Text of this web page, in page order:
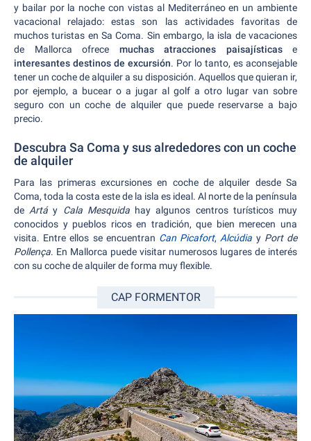
y bailar por la noche con vistas al Mediterráneo en un ambiente
vacacional relajado: estas son las actividades favoritas de
muchos turistas en Sa Coma. Sin embargo, la isla de vacaciones
de Mallorca ofrece muchas atracciones paisajísticase
interesantes destinos de excursión. Por lo tanto, es aconsejable
tener un coche de alquiler a su disposición. Aquellos que quieran ir,
por ejemplo, a bucear o a jugar al golf a otro lugar van sobre
seguro con un coche de alquiler que puede reservarse a bajo
precio.
Descubra Sa Coma y sus alrededores con un coche
de alquiler
Para las primeras excursiones en coche de alquiler desde Sa
Coma, toda la costa este de la isla es ideal. Al norte de la península
de Artáy Cala Mesquidahay algunos centros turísticos muy
conocidos y pueblos ricos en tradición, que bien merecen una
visita. Entre ellos se encuentran Can Picafort, Alcúdia y Port de
Pollença. En Mallorca puede visitar numerosos lugares de interés
con su coche de alquiler de forma muy flexible.
CAP FORMENTOR